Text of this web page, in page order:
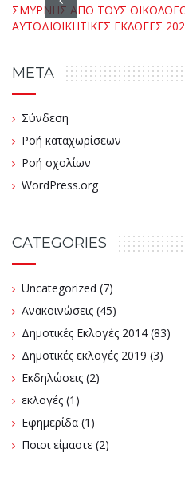
META
Σύνδεση
Ροή καταχωρίσεων
Ροή σχολίων
WordPress.org
CATEGORIES
Uncategorized (7)
Ανακοινώσεις (45)
Δημοτικές Εκλογές 2014 (83)
Δημοτικές εκλογές 2019 (3)
Εκδηλώσεις (2)
εκλογές (1)
Εφημερίδα (1)
Ποιοι είμαστε (2)